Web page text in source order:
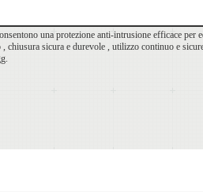
una protezione anti-intrusione efficace
chiusura sicura e durevole , utilizzo continuo e